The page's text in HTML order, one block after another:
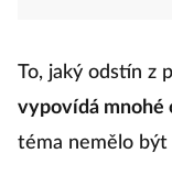
To, jaký odstín z
vypovídá mnohé
téma nemělo být